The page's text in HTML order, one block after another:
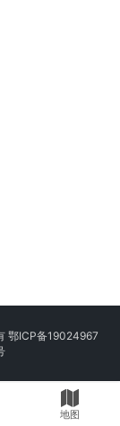
鄂ICP备19024967
地图